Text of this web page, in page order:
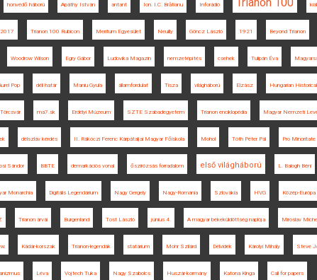
honvédő háború Apáthy István antant Ion. I.C. Brătianu Inforádió
2017 Trianon 100 Rubicon Meritum Egyesület Neuilly Göncz László 1921 Beyond Trianon
Woodrow Wilson Egry Gábor Ludovika Magazin nemzetépítés csehek Tulipán Éva
Pop déli határ Maniu Gyula államfordulat Tisza világháború Elzász Hungarian
Törcsvár ma7.sk Erdélyi Múzeum SZTE Szabadegyetem Trianon enciklopédia Magyar Nemzeti
délszláv kérdés II. Rákóczi Ferenc Kárpátaljai Magyar Főiskola Mohol Tóth Péter Pál Pro Minoritate
Sándor BBTE demarkációs vonal őszirózsás forradalom első világháború L. Balogh Béni
Monarchia Digitális Legendárium Nagy Gergely Nagy-Románia Szlovákia HVG Közép-
Trianon árvái Burgenland Tost László június 4. A magyar békeküldöttség naplója Miroslav
Kádár-korszak Trianon-legendák statárium Mohr Szilárd Délvidék Károlyi Mihály Steve
Léva Vojtech Tuka Nagy Szabolcs Huszár-kormány Katona Kinga Call for papers